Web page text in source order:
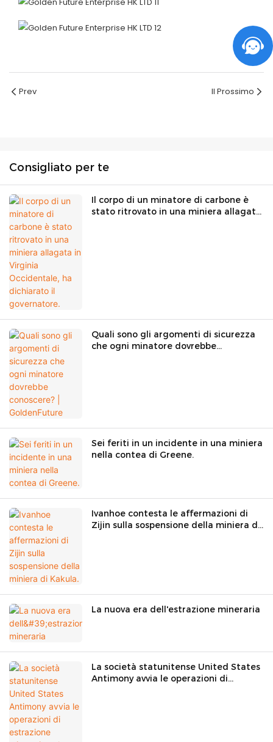
Prev Il Prossimo
Consigliato per te
Il corpo di un minatore di carbone è
stato ritrovato in una miniera allagata
Quali sono gli argomenti di sicurezza
che ogni minatore dovrebbe
Sei feriti in un incidente in una miniera
nella contea di Greene.
Ivanhoe contesta le affermazioni di
Zijin sulla sospensione della miniera di
La nuova era dell'estrazione mineraria
La società statunitense United States
Antimony avvia le operazioni di